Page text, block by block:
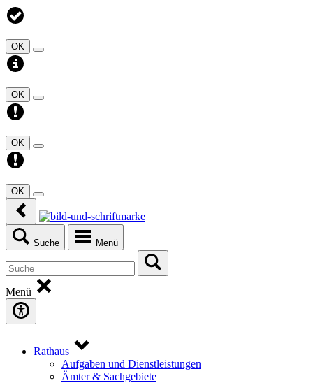
OK
OK
OK
OK
Suche Menü
Menü
Rathaus
Aufgaben und Dienstleistungen
Ämter & Sachgebiete